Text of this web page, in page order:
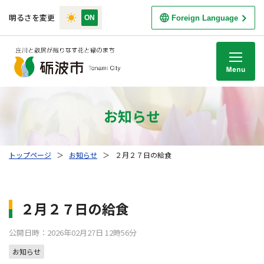
明るさを変更 Foreign Language
お知らせ
トップページ ＞ お知らせ ＞ ２月２７日の給食
２月２７日の給食
公開日時：2026年02月27日 12時56分
お知らせ